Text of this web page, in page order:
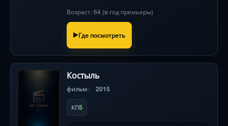
Возраст: 64 (в год премьеры)
Где посмотреть
Костыль
фильм 2015
КП5